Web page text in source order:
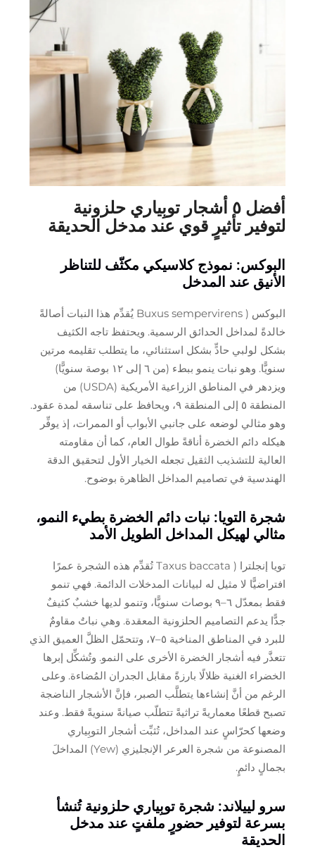
أفضل ٥ أشجار توبِياري حلزونية
لتوفير تأثيرٍ قوي عند مدخل الحديقة
البوكس: نموذج كلاسيكي مكثّف للتناظر
الأنيق عند المدخل
البوكس ( Buxus sempervirens يُقدِّم هذا النبات أصالةً
خالدةً لمداخل الحدائق الرسمية. ويحتفظ تاجه الكثيف
بشكل لولبي حادٍّ بشكل استثنائي، ما يتطلب تقليمه مرتين
سنويًّا. وهو نبات ينمو ببطء (من ٦ إلى ١٢ بوصة سنويًّا)
ويزدهر في المناطق الزراعية الأمريكية (USDA) من
المنطقة ٥ إلى المنطقة ٩، ويحافظ على تناسقه لمدة عقود.
وهو مثالي لوضعه على جانبي الأبواب أو الممرات، إذ يوفِّر
هيكله دائم الخضرة أناقةً طوال العام، كما أن مقاومته
العالية للتشذيب الثقيل تجعله الخيار الأول لتحقيق الدقة
الهندسية في تصاميم المداخل الظاهرة بوضوح.
شجرة التويا: نبات دائم الخضرة بطيء النمو،
مثالي لهيكل المداخل الطويل الأمد
تويا إنجلترا ( Taxus baccata تُقدِّم هذه الشجرة عمرًا
افتراضيًّا لا مثيل له لبيانات المدخلات الدائمة. فهي تنمو
فقط بمعدّل ٦–٩ بوصات سنويًّا، وتنمو لديها خشبٌ كثيفٌ
جدًّا يدعم التصاميم الحلزونية المعقدة. وهي نباتٌ مقاومٌ
للبرد في المناطق المناخية ٥–٧، وتتحمّل الظلَّ العميق الذي
تتعذَّر فيه أشجار الخضرة الأخرى على النمو. وتُشكِّل إبرها
الخضراء الغنية ظلالًا بارزةً مقابل الجدران المُضاءة. وعلى
الرغم من أنَّ إنشاءها يتطلَّب الصبر، فإنَّ الأشجار الناضجة
تصبح قطعًا معماريةً تراثيةً تتطلّب صيانةً سنويةً فقط. وعند
وضعها كحرّاسٍ عند المداخل، تُثبِّت أشجار التوبِياري
المصنوعة من شجرة العرعر الإنجليزي (Yew) المداخلَ
بجمالٍ دائمٍ.
سرو لييلاند: شجرة توبِياري حلزونية تُنشأ
بسرعة لتوفير حضورٍ ملفتٍ عند مدخل
الحديقة